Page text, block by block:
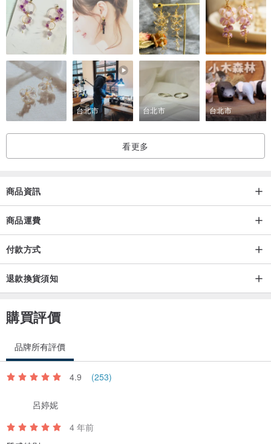
台北市 台北市 台北市
看更多
商品資訊
商品運費
付款方式
退款換貨須知
購買評價
品牌所有評價
4.9 (253)
呂婷妮
4 年前